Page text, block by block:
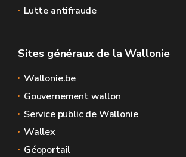
Lutte antifraude
Sites généraux de la Wallonie
Wallonie.be
Gouvernement wallon
Service public de Wallonie
Wallex
Géoportail